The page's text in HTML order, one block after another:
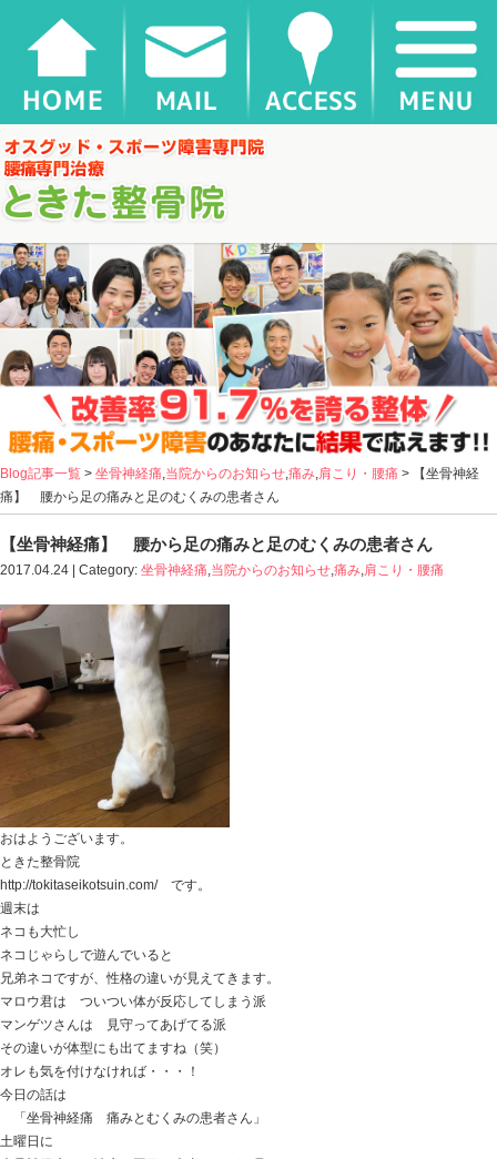
【坐骨神経痛】 腰から足の痛みと足のむくみの患者さん |
Blog記事一覧>坐骨神経痛
痛】 腰から足の痛みと足のむくみの患者さん
【坐骨神経痛】 腰から足の痛みと足のむく
2017.04.24 | Category:坐骨神経痛